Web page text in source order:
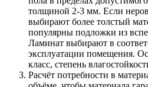
толщиной 2-3 мм. Если
выбирают более толстый
популярны подложки из
Ламинат выбирают в
эксплуатации помещения.
класс, степень
Расчёт потребности в